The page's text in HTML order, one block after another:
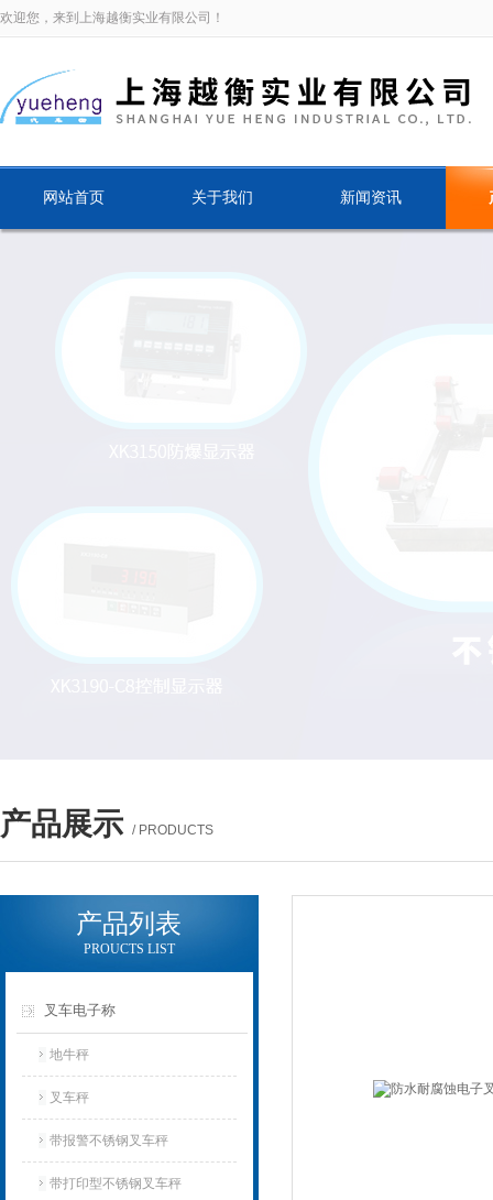
欢迎您，来到上海越衡实业有限公司！
网站首页 关于我们 新闻资讯
产品展示 / PRODUCTS
产品列表
PROUCTS LIST
叉车电子称
地牛秤
叉车秤
带报警不锈钢叉车秤
带打印型不锈钢叉车秤